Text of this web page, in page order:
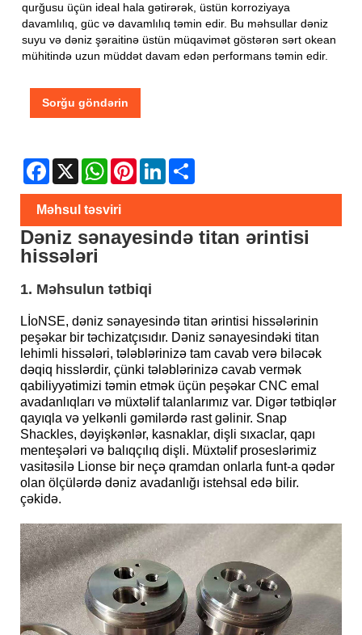
qurğusu üçün ideal hala gətirərək, üstün korroziyaya
davamlılıq, güc və davamlılıq təmin edir. Bu məhsullar dəniz
suyu və dəniz şəraitinə üstün müqavimət göstərən sərt okean
mühitində uzun müddət davam edən performans təmin edir.
Sorğu göndərin
Facebook
X WhatsAppPinterestLinkedIn
Məhsul təsviri
Dəniz sənayesində titan ərintisi
hissələri
1. Məhsulun tətbiqi
L İoNSE, dəniz sənayesində titan ərintisi hissələrinin
peşəkar bir təchizatçısıdır. Dəniz sənayesindəki titan
lehimli hissələri, tələblərinizə tam cavab verə biləcək
dəqiq hisslərdir, çünki tələblərinizə cavab vermək
qabiliyyətimizi təmin etmək üçün peşəkar CNC emal
avadanlıqları və müxtəlif talanlarımız var. Digər tətbiqlər
qayıqla və yelkənli gəmilərdə rast gəlinir. Snap
Shackles, dəyişkənlər, kasnaklar, dişli sıxaclar, qapı
menteşələri və balıqçılıq dişli. Müxtəlif proseslərimiz
vasitəsilə Lionse bir neçə qramdan onlarla funt-a qədər
olan ölçülərdə dəniz avadanlığı istehsal edə bilir.
çəkidə.